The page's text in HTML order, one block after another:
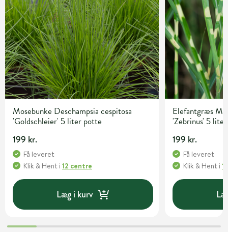
Mosebunke Deschampsia cespitosa
'Goldschleier' 5 liter potte
199 kr.
Få leveret
Klik & Hent i 12 centre
Læg i kurv
Elefantgræs
'Zebrinus' 5
199 kr.
Få leveret
Klik & Hent i